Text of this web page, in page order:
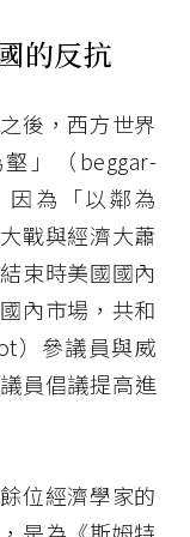
的反抗
後，西方世界
」（beggar-
為「以鄰為
戰與經濟大蕭
束時美國國內
內市場，共和
）參議員與威
員倡議提高進
位經濟學家的